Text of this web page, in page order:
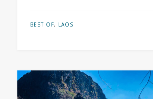
BEST OF, LAOS